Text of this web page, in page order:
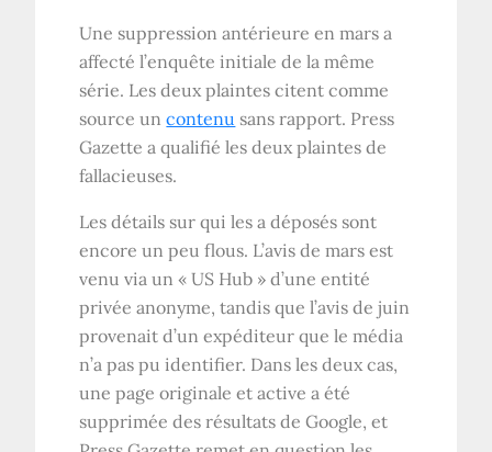
Une suppression antérieure en mars a
affecté l’enquête initiale de la même
série. Les deux plaintes citent comme
source uncontenu sans rapport. Press
Gazette a qualifié les deux plaintes de
fallacieuses.
Les détails sur qui les a déposés sont
encore un peu flous. L’avis de mars est
venu via un « US Hub » d’une entité
privée anonyme, tandis que l’avis de juin
provenait d’un expéditeur que le média
n’a pas pu identifier. Dans les deux cas,
une page originale et active a été
supprimée des résultats de Google, et